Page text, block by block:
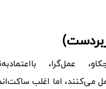
عمل‌گرا،
می‌کنند، اما اغلب